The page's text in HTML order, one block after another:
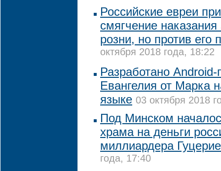
Российские евреи
смягчение
розни, но против его
октября 2018 года, 18:22
Разработано
Евангелия от Марка
языке 03 октября 2018
Под Минском
храма на деньги
миллиардера
года, 17:40